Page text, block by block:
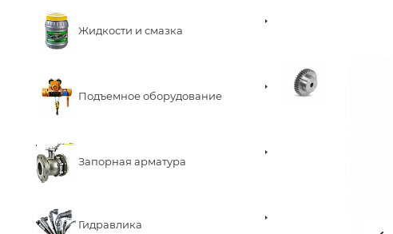
Жидкости и смазка
Подъемное оборудование
Запорная арматура
Гидравлика